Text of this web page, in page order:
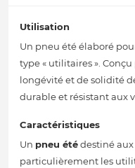
Utilisation
Un pneu été élaboré
type « utilitaires ».
longévité et de solidité
durable et résistant aux
Caractéristiques
Un pneu étédestiné aux
particulièrement les